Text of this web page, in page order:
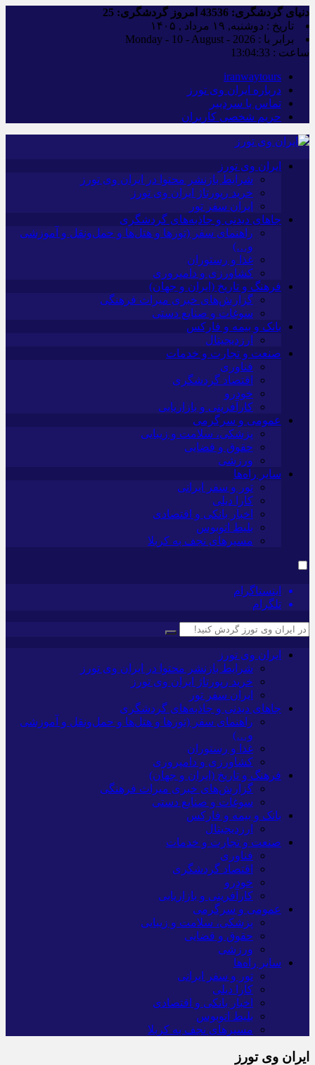
دنیای گردشگری: امروز گردشگری:
تاریخ : دوشنبه, ۱۹ مرداد , ۱۴۰۵
برابر با : Monday - 10 - August - 2026
ساعت : 13:04:34
iranwaytours
درباره ایران وی تورز
تماس با سردبیر
حریم شخصی کاربران
ایران وی تورز
شرایط بازنشر محتوا در ایران وی تورز
خرید رپورتاژ ایران وی تورز
ایران سفر تور
جاهای دیدنی و جاذبه‌های گردشگری
راهنمای سفر (تورها و هتل‌ها و حمل‌و‌نقل و آموزشی
و…)
غذا و رستوران
کشاورزی و دامپروری
فرهنگ و تاریخ (ایران و جهان)
گزارش‌های خبری میراث فرهنگی
سوغات و صنایع دستی
بانک و بیمه و فارکس
ارزدیجیتال
صنعت و تجارت و خدمات
فناوری
اقتصاد گردشگری
خودرو
کارآفرینی و بازاریابی
عمومی و سرگرمی
پزشکی، سلامت و زیبایی
حقوق و قضایی
ورزشی
سایر راه‌ها
تور و سفر ایرانی
کارا دیلی
اخبار بانکی و اقتصادی
بلیط اتوبوس
مسیرهای نجف به کربلا
اینستاگرام
تلگرام
ایران وی تورز
شرایط بازنشر محتوا در ایران وی تورز
خرید رپورتاژ ایران وی تورز
ایران سفر تور
جاهای دیدنی و جاذبه‌های گردشگری
راهنمای سفر (تورها و هتل‌ها و حمل‌و‌نقل و آموزشی
و…)
غذا و رستوران
کشاورزی و دامپروری
فرهنگ و تاریخ (ایران و جهان)
گزارش‌های خبری میراث فرهنگی
سوغات و صنایع دستی
بانک و بیمه و فارکس
ارزدیجیتال
صنعت و تجارت و خدمات
فناوری
اقتصاد گردشگری
خودرو
کارآفرینی و بازاریابی
عمومی و سرگرمی
پزشکی، سلامت و زیبایی
حقوق و قضایی
ورزشی
سایر راه‌ها
تور و سفر ایرانی
کارا دیلی
اخبار بانکی و اقتصادی
بلیط اتوبوس
مسیرهای نجف به کربلا
ایران وی تورز